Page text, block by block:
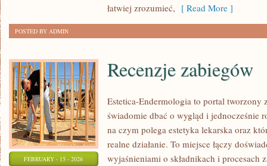
łatwiej zrozumieć, [ Read More ]
POSTED BY ADMIN
FEBRUARY - 15 - 2026
Recenzje zabiegów
Estetica-Endermologia to portal tworzony
świadomie dbać o wygląd i jednocześnie
na czym polega estetyka lekarska oraz
realne działanie. To miejsce łączy
wyjaśnieniami o składnikach i procesach